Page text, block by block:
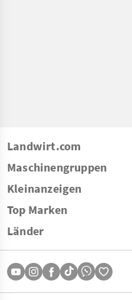
Landwirt.com
Maschinengruppen
Kleinanzeigen
Top Marken
Länder